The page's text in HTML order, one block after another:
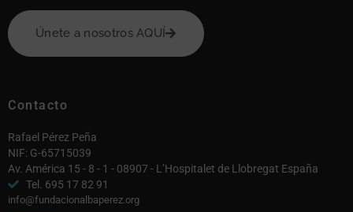
Únete a nosotros AQUÍ
Contacto
Rafael Pérez Peña
NIF: G-65715039
Av. América 15 - 8 - 1 - 08907 - L’Hospitalet de Llobregat España
Tel. 695 17 82 91
info@fundacionalbaperez.org